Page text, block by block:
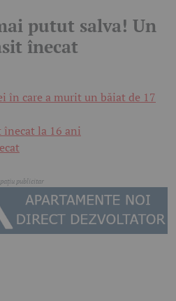
putut salva! Un
înecat
în care a murit un băiat de 17
la 16 ani